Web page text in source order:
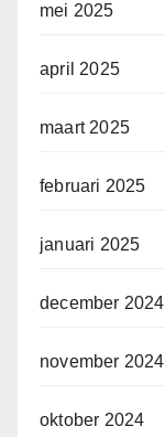
mei 2025
april 2025
maart 2025
februari 2025
januari 2025
december 2024
november 2024
oktober 2024